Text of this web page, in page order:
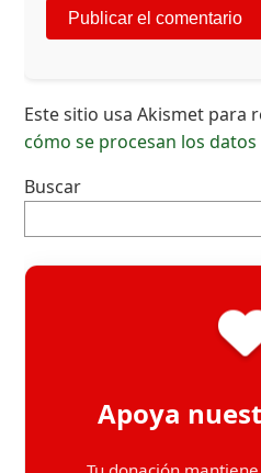
Este sitio usa Akismet para
cómo se procesan los
Buscar
Apoya